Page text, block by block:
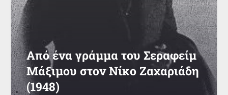
Από ένα γράμμα του Σεραφείμ
Μάξιμου στον Νίκο Ζαχαριάδη
(1948)